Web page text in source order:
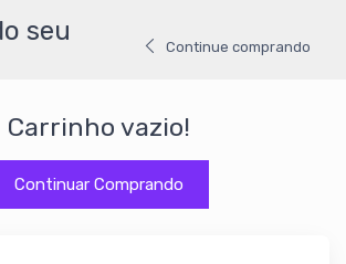
seu
Continue comprando
Carrinho vazio!
Continuar Comprando